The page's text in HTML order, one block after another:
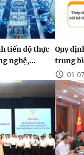
tiến độ thực
nghệ,...
Quy
trung
01:07